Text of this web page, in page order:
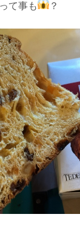
て事も ？